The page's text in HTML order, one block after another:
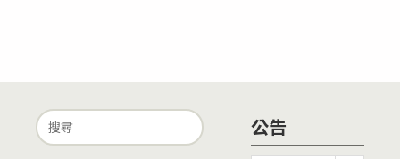
Search
for:
公告